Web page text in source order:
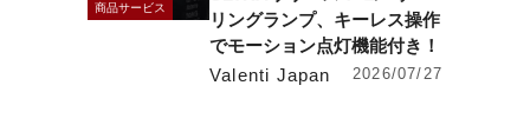
商品サービス
リングランプ、キーレス操作
でモーション点灯機能付き！
Valenti Japan
2026/07/27